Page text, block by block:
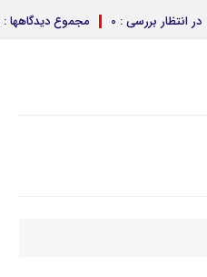
مجموع دیدگاهها : 0 در انتظار بررسی : 0